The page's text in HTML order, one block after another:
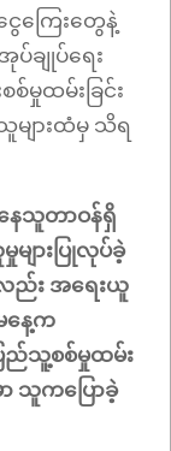
ကြေးတွေနဲ့
ပ်ချုပ်ရေး
စ်မှုထမ်းခြင်း
များထံမှ သိရ
ေသူတာဝန်ရှိ
ျားပြုလုပ်ခဲ့
ည်း အရေးယူ
နေ့က
ြည်သူ့စစ်မှုထမ်း
သူကပြောခဲ့